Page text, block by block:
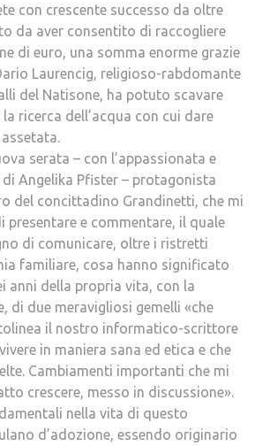
con crescente successo da oltre
da aver consentito di raccogliere
di euro, una somma enorme grazie
Laurencig, religioso-rabdomante
del Natisone, ha potuto scavare
ricerca dell’acqua con cui dare
serata – con l’appassionata e
Angelika Pfister – protagonista
del concittadino Grandinetti, che mi
e commentare, il quale
di comunicare, oltre i ristretti
familiare, cosa hanno significato
anni della propria vita, con la
di due meravigliosi gemelli «che
il nostro informatico-scrittore
in maniera sana ed etica e che
Cambiamenti importanti che mi
crescere, messo in discussione».
nella vita di questo
d’adozione, essendo originario